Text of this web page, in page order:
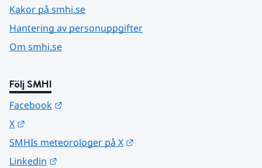
Kakor på smhi.se
Hantering av personuppgifter
Om smhi.se
Följ SMHI
Facebook
X
SMHIs meteorologer på X
Linkedin